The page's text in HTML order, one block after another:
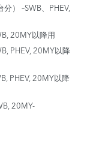
） –SWB、PHEV,
20MY以降用
PHEV, 20MY以降
PHEV, 20MY以降
20MY-